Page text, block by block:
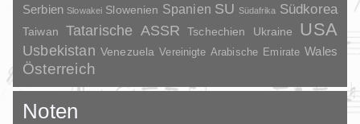
Serbien Slowakei Slowenien Spanien SU Südafrika Südkorea
Taiwan Tatarische ASSR Tschechien Ukraine USA
Usbekistan Venezuela Vereinigte Arabische Emirate Wales
Österreich
Noten